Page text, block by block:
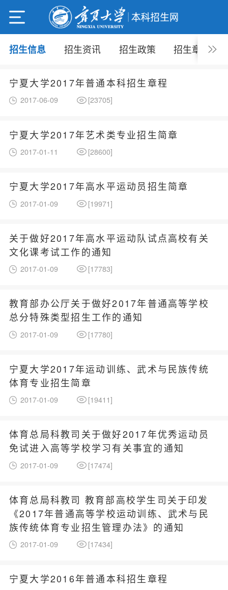
招生信息 招生资讯 招生政策 招生章程
宁夏大学2017年普通本科招生章程
2017-06-09 [23705]
宁夏大学2017年艺术类专业招生简章
2017-01-11 [28600]
宁夏大学2017年高水平运动员招生简章
2017-01-09 [19971]
关于做好2017年高水平运动队试点高校有关
文化课考试工作的通知
2017-01-09 [17783]
教育部办公厅关于做好2017年普通高等学校
总分特殊类型招生工作的通知
2017-01-09 [17780]
宁夏大学2017年运动训练、武术与民族传统
体育专业招生简章
2017-01-09 [19411]
体育总局科教司关于做好2017年优秀运动员
免试进入高等学校学习有关事宜的通知
2017-01-09 [17474]
体育总局科教司 教育部高校学生司关于印发
《2017年普通高等学校运动训练、武术与民
族传统体育专业招生管理办法》的通知
2017-01-09 [17434]
宁夏大学2016年普通本科招生章程